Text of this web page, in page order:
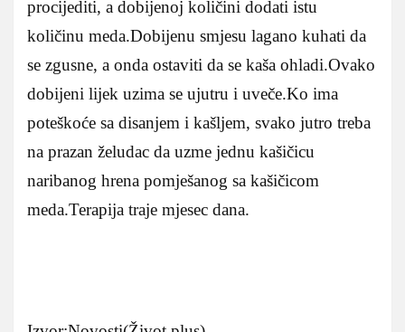
procijediti, a dobijenoj količini dodati istu
količinu meda.Dobijenu smjesu lagano kuhati da
se zgusne, a onda ostaviti da se kaša ohladi.Ovako
dobijeni lijek uzima se ujutru i uveče.Ko ima
poteškoće sa disanjem i kašljem, svako jutro treba
na prazan želudac da uzme jednu kašičicu
naribanog hrena pomješanog sa kašičicom
meda.Terapija traje mjesec dana.